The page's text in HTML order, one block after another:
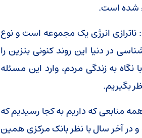
ناترازی انرژی یک مجموعه است و نوع
در دنیا این روند کنونی بنزین را
نگاه به زندگی مردم، وارد این مسئله
بگیریم.
منابعی که داریم به کجا رسیدیم که
که الان ما داریم ۳۳ درصد است و در آخر سال با نظر بانک مرکزی همین